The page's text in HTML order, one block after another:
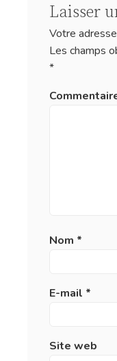
Laisser
Votre
Les champs
*
Nom *
E-mail *
Site web